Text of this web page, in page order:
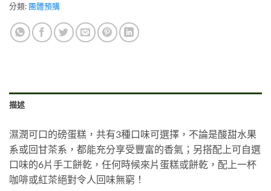
分類: 團體預購
描述
濕潤可口的磅蛋糕，共有3種口味可選擇，不論是酸甜水果
系或回甘茶系，都能充分享受豐富的香氣；另搭配上可自選
口味的6片手工餅乾，任何時候來片蛋糕或餅乾，配上一杯
咖啡或紅茶絕對令人回味無窮！